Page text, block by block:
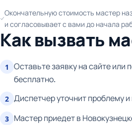
Окончательную стоимость мастер
и согласовывает с вами до начала
Как вызвать
1
Оставьте заявку на сайте или
бесплатно.
2 Диспетчер уточнит проблему
3 Мастер приедет в